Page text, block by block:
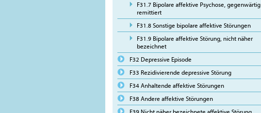
F31.7 Bipolare affektive Psychose, gegenwärtig
remittiert
F31.8 Sonstige bipolare affektive Störungen
F31.9 Bipolare affektive Störung, nicht näher
bezeichnet
F32 Depressive Episode
F33 Rezidivierende depressive Störung
F34 Anhaltende affektive Störungen
F38 Andere affektive Störungen